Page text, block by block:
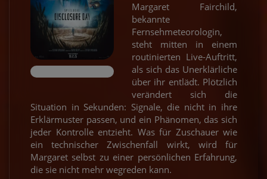
Margaret Fairchild,
bekannte
Fernsehmeteorologin,
steht mitten in einem
routinierten Live-Auftritt,
als sich das Unerklärliche
über ihr entlädt. Plötzlich
verändert sich die
Situation in Sekunden: Signale, die nicht in ihre
Erklärmuster passen, und ein Phänomen, das sich
jeder Kontrolle entzieht. Was für Zuschauer wie
ein technischer Zwischenfall wirkt, wird für
Margaret selbst zu einer persönlichen Erfahrung,
die sie nicht mehr wegreden kann.